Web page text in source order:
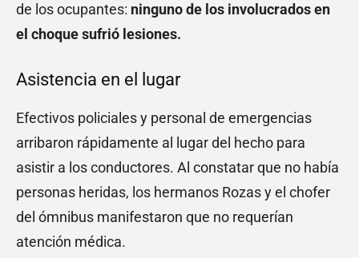
de los ocupantes: ninguno de los involucrados en
el choque sufrió lesiones.
Asistencia en el lugar
Efectivos policiales y personal de emergencias
arribaron rápidamente al lugar del hecho para
asistir a los conductores. Al constatar que no había
personas heridas, los hermanos Rozas y el chofer
del ómnibus manifestaron que no requerían
atención médica.